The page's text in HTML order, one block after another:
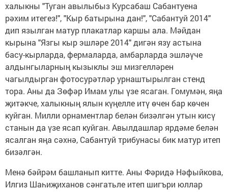
халыкны "Туган авылыбыз Курсабаш Сабантуена
рәхим итегез!", "Кыр батырына дан!", "Сабантуй 2014"
дип язылган матур плакатлар каршы ала. Мәйдан
кырына "Язгы кыр эшләре 2014" дигән язу астына
басу-кырларда, фермаларда, амбарларда эшләүче
алдынгыларның кызыклы эш мизгелләрен
чагылдырган фотосурәтләр урнаштырылган стенд
тора. Аны да Зөфәр Имам улы үзе ясаган. Гомумән, яңа
җитәкче, халыкның ялын күңелле итү өчен бар көчен
куйган. Милли орнаментлар белән бизәлгән утын кисү
станын да үзе ясап куйган. Авылдашлар ярдәме белән
ясалган яңа сәхнә, Сабантуй трибунасы бик матур итеп
бизәлгән.
Менә бәйрәм башланып китте. Аны Фәридә Нәфыйкова,
Илгиз Шаһиҗиханов сәнгатьле итеп шигъри юллар